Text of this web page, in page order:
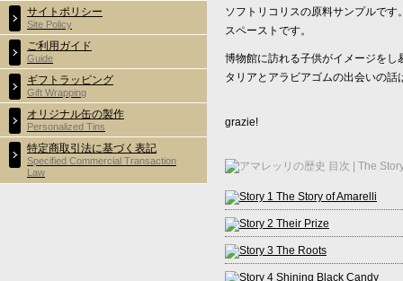
ソフトリコリスの原料サンプルで
スペーストです。
博物館に訪れる子供がイメージを
タリアとアラビアゴムの出会いの
grazie!
サイトポリシー
Site Policy
ご利用ガイド
Guide
ギフトラッピング
Gift Wrapping
オリジナル缶の製作
Personalized Tins
特定商取引法に基づく表記
Specified Commercial Transaction
Law